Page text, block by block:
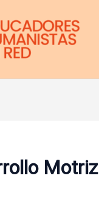
Motriz